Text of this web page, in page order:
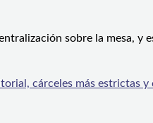
sobre la mesa, y